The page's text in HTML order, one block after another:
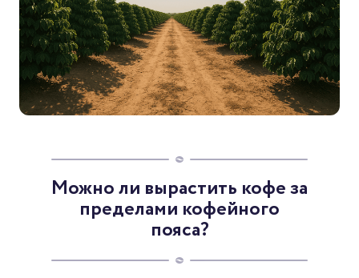
Можно ли вырастить кофе за
пределами кофейного
пояса?